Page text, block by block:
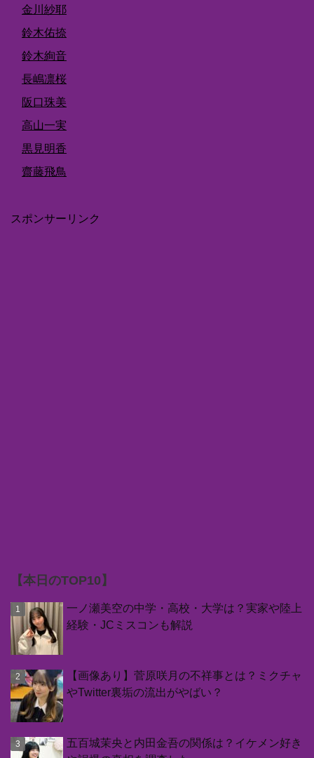
金川紗耶
鈴木佑捺
鈴木絢音
長嶋凛桜
阪口珠美
高山一実
黒見明香
齋藤飛鳥
スポンサーリンク
【本日のTOP10】
一ノ瀬美空の中学・高校・大学は？実家や陸上
経験・JCミスコンも解説
【画像あり】菅原咲月の不祥事とは？ミクチャ
やTwitter裏垢の流出がやばい？
五百城茉央と内田金吾の関係は？イケメン好き